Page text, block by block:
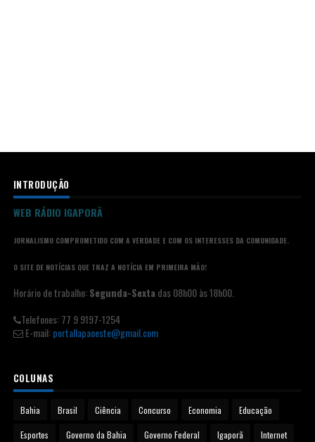
INTRODUÇÃO
WEB RÁDIO IGAPORÃ
JORNALISMO COMPROMETIDO COM A VERDADE E COM OS INTERESSES DA COMUNIDADE.
O SITE DE NOTÍCIAS QUE TRAZ A NOTÍCIA EM PRIMEIRA MÃO!
Horário de trabalho:Segunda-Sexta das 08h00 às 18h00.
Telefones: 77 9 9197-1254
E-mail:portallapaoeste@gmail.com
COLUNAS
Bahia Brasil Ciência Concurso Economia Educação
Esportes Governo da Bahia Governo Federal Igaporã Internet